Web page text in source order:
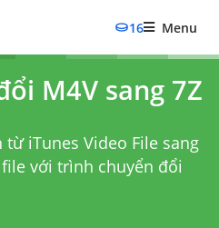
16 Menu
M4V sang 7Z
iTunes Video File sang
với trình chuyển đổi